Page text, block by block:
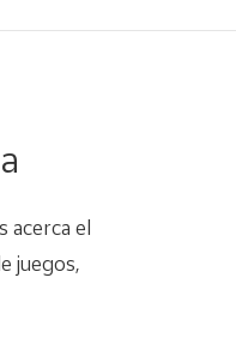
acerca el
juegos,